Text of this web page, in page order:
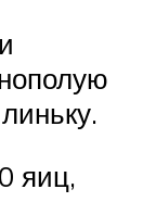
яиц,